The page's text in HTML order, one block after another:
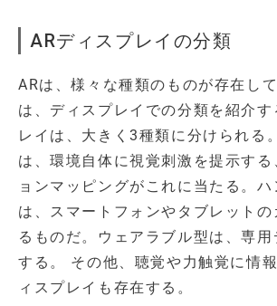
ARディスプレイの分類
ARは、様々な種類のものが存在し
は、ディスプレイでの分類を紹介
レイは、大きく3種類に分けられる
は、環境自体に視覚刺激を提示する
ョンマッピングがこれに当たる。
は、スマートフォンやタブレットの
るものだ。ウェアラブル型は、専
する。 その他、聴覚や力触覚に情
ィスプレイも存在する。